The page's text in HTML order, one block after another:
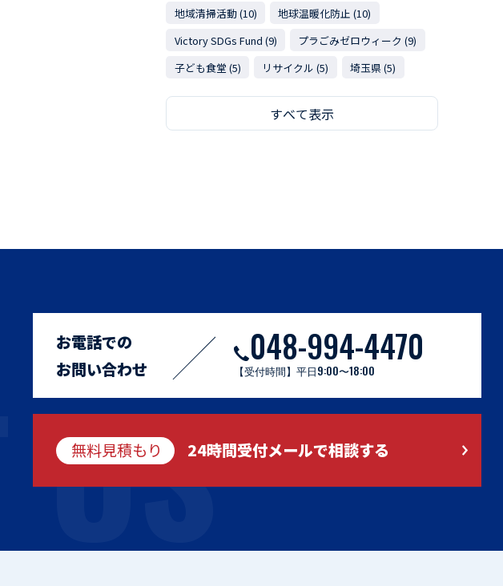
地域清掃活動 (10)
地球温暖化防止 (10)
Victory SDGs Fund (9)
プラごみゼロウィーク (9)
子ども食堂 (5)
リサイクル (5) 埼玉県 (5)
すべて表示
US
お電話での
お問い合わせ
048-994-4470
【受付時間】平日9:00〜18:00
無料見積もり 24時間受付メールで相談する